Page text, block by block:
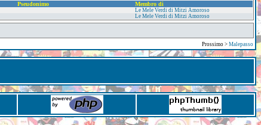
Pseudonimo Membro di
Le Mele Verdi di Mitzi Amoroso
Le Mele Verdi di Mitzi Amoroso
Prossimo > Malepasso